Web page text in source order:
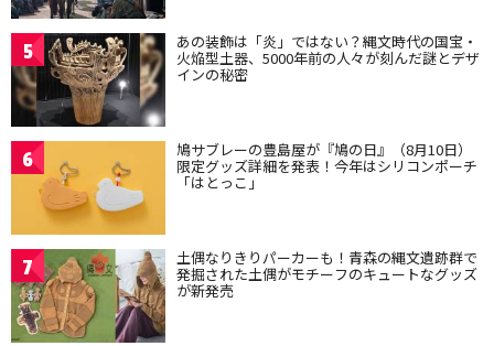
5 あの装飾は「炎」ではない？縄文時代の国宝・
火焔型土器、5000年前の人々が刻んだ謎とデザ
インの秘密
6 鳩サブレーの豊島屋が『鳩の日』（8月10日）
限定グッズ詳細を発表！今年はシリコンポーチ
「はとっこ」
7 土偶なりきりパーカーも！青森の縄文遺跡群で
発掘された土偶がモチーフのキュートなグッズ
が新発売